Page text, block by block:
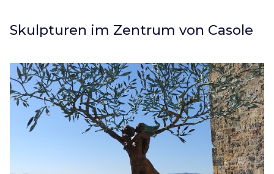
Skulpturen im Zentrum von Casole